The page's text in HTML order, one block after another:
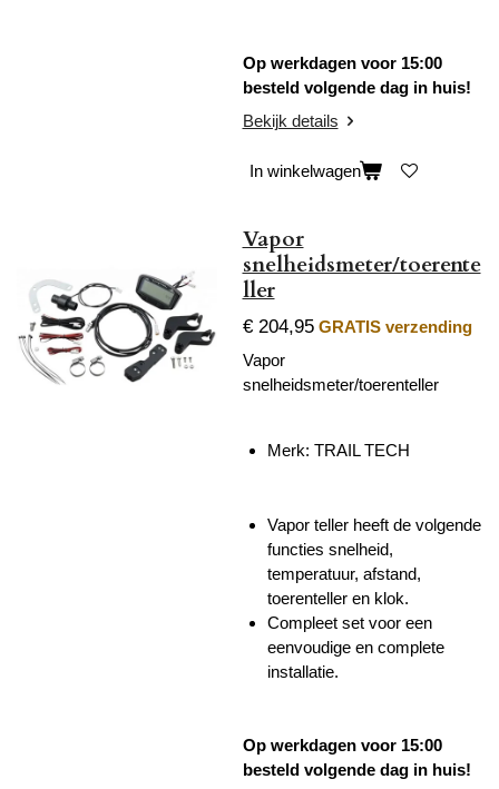
Op werkdagen voor 15:00
besteld volgende dag in huis!
Bekijk details
In winkelwagen
Vapor
snelheidsmeter/toerente
ller
€ 204,95 GRATIS verzending
Vapor
snelheidsmeter/toerenteller
Merk: TRAIL TECH
Vapor teller heeft de volgende
functies snelheid,
temperatuur, afstand,
toerenteller en klok.
Compleet set voor een
eenvoudige en complete
installatie.
Op werkdagen voor 15:00
besteld volgende dag in huis!